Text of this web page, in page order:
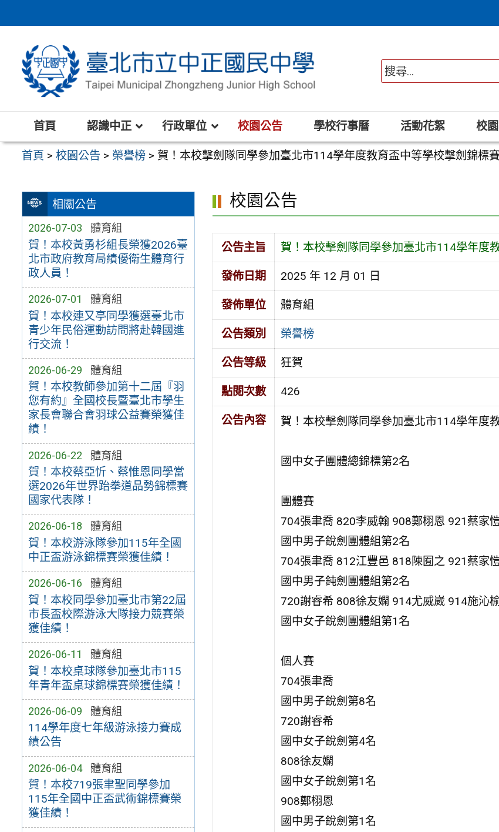
至
區
首頁 認識中正 行政單位 校園公告 學校行事曆 活動花絮 校
首頁 >校園公告 > 榮譽榜 >賀！本校擊劍隊同學參加臺北市114學年度教育盃中等學校擊劍錦標
相關公告
2026-07-03 體育組
賀！本校黃勇杉組長榮獲2026臺
北市政府教育局績優衛生體育行
政人員！
2026-07-01 體育組
賀！本校連又亭同學獲選臺北市
青少年民俗運動訪問將赴韓國進
行交流！
2026-06-29 體育組
賀！本校教師參加第十二屆『羽
您有約』全國校長暨臺北市學生
家長會聯合會羽球公益賽榮獲佳
績！
2026-06-22 體育組
賀！本校蔡亞忻、蔡惟恩同學當
選2026年世界跆拳道品勢錦標賽
國家代表隊！
2026-06-18 體育組
賀！本校游泳隊參加115年全國
中正盃游泳錦標賽榮獲佳績！
2026-06-16 體育組
賀！本校同學參加臺北市第22屆
市長盃校際游泳大隊接力競賽榮
獲佳績！
2026-06-11 體育組
賀！本校桌球隊參加臺北市115
年青年盃桌球錦標賽榮獲佳績！
2026-06-09 體育組
114學年度七年級游泳接力賽成
績公告
2026-06-04 體育組
賀！本校719張聿聖同學參加
115年全國中正盃武術錦標賽榮
獲佳績！
校園公告
公告主旨 賀！本校擊劍隊同學參加臺北市114學年度
發佈日期 2025 年 12 月 01 日
發佈單位 體育組
公告類別 榮譽榜
公告等級 狂賀
點閱次數 426
公告內容 賀！本校擊劍隊同學參加臺北市114學年度
國中女子團體總錦標第2名
團體賽
704張聿喬 820李威翰 908鄭栩恩 921蔡家
國中男子銳劍團體組第2名
704張聿喬 812江豐邑 818陳囿之 921蔡家
國中男子鈍劍團體組第2名
720謝睿希 808徐友嫻 914尤威崴 914施沁
國中女子銳劍團體組第1名
個人賽
704張聿喬
國中男子銳劍第8名
720謝睿希
國中女子銳劍第4名
808徐友嫻
國中女子銳劍第1名
908鄭栩恩
國中男子銳劍第1名